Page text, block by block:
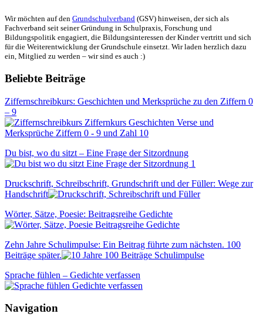
Wir möchten auf den Grundschulverband (GSV) hinweisen, der sich als
Fachverband seit seiner Gründung in Schulpraxis, Forschung und
Bildungspolitik engagiert, die Bildungsinteressen der Kinder vertritt und sich
für die Weiterentwicklung der Grundschule einsetzt. Wir laden herzlich dazu
ein, Mitglied zu werden – wir sind es auch :)
Beliebte Beiträge
Ziffernschreibkurs: Geschichten und Merksprüche zu den Ziffern 0
– 9
Du bist, wo du sitzt – Eine Frage der Sitzordnung
Druckschrift, Schreibschrift, Grundschrift und der Füller: Wege zur
Handschrift
Wörter, Sätze, Poesie: Beitragsreihe Gedichte
Zehn Jahre Schulimpulse: Ein Beitrag führte zum nächsten. 100
Beiträge später.
Sprache fühlen – Gedichte verfassen
Navigation